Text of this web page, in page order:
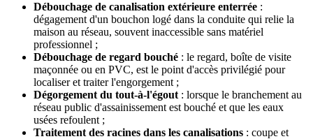
Débouchage de canalisation extérieure enterrée :
dégagement d'un bouchon logé dans la conduite qui relie la
maison au réseau, souvent inaccessible sans matériel
professionnel ;
Débouchage de regard bouché : le regard, boîte de visite
maçonnée ou en PVC, est le point d'accès privilégié pour
localiser et traiter l'engorgement ;
Dégorgement du tout-à-l'égout : lorsque le branchement au
réseau public d'assainissement est bouché et que les eaux
usées refoulent ;
Traitement des racines dans les canalisations : coupe et